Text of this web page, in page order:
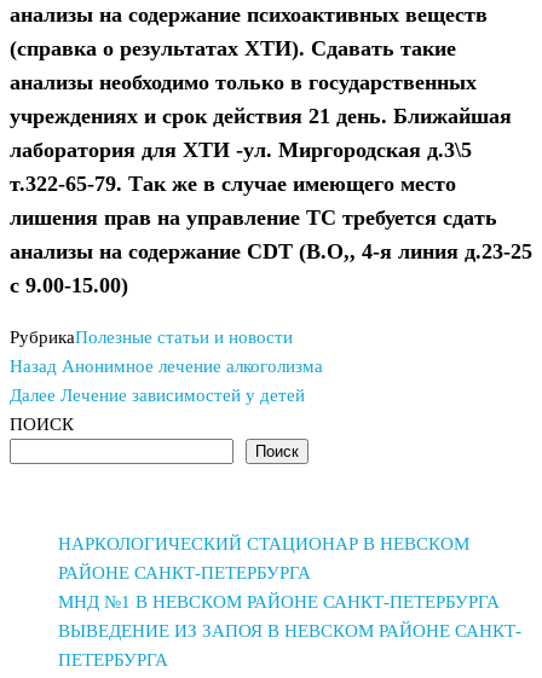
анализы на содержание психоактивных веществ
(справка о результатах ХТИ). Сдавать такие
анализы необходимо только в государственных
учреждениях и срок действия 21 день. Ближайшая
лаборатория для ХТИ -ул. Миргородская д.3\5
т.322-65-79. Так же в случае имеющего место
лишения прав на управление ТС требуется сдать
анализы на содержание СDT (В.О,, 4-я линия д.23-25
с 9.00-15.00)
РубрикаПолезные статьи и новости
Навигация
по
записям
Предыдущая
запись
Назад Анонимное лечение алкоголизма
Следующая
запись
Далее Лечение зависимостей у детей
ПОИСК
Поиск
НАРКОЛОГИЧЕСКИЙ СТАЦИОНАР В НЕВСКОМ
РАЙОНЕ САНКТ-ПЕТЕРБУРГА
МНД №1 В НЕВСКОМ РАЙОНЕ САНКТ-ПЕТЕРБУРГА
ВЫВЕДЕНИЕ ИЗ ЗАПОЯ В НЕВСКОМ РАЙОНЕ САНКТ-
ПЕТЕРБУРГА